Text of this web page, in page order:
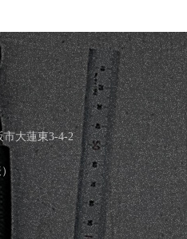
大蓮東3-4-2